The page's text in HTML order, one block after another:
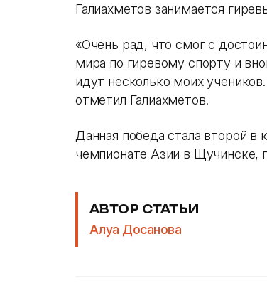
Галиахметов занимается
«Очень рад, что смог с
мира по гиревому спорту и
идут несколько моих
отметил Галиахметов.
Данная победа стала второй в
чемпионате Азии в Щучинске,
АВТОР СТАТЬИ
Алуа Досанова